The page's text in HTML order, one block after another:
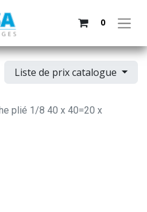
0
Liste de prix catalogue
plié 1/8 40 x 40=20 x